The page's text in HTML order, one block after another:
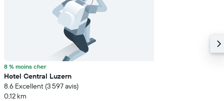
8 % moins cher
Hotel Central Luzern
8.6 Excellent (3 597 avis)
0,12 km